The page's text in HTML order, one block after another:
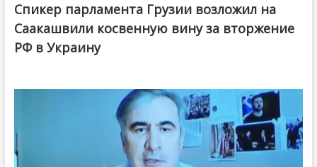
Спикер парламента Грузии возложил на
Саакашвили косвенную вину за вторжение
РФ в Украину